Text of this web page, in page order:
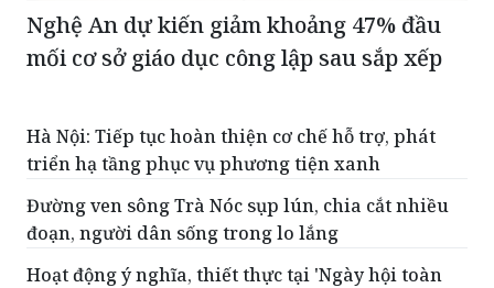
Nghệ An dự kiến giảm khoảng 47% đầu
mối cơ sở giáo dục công lập sau sắp xếp
Hà Nội: Tiếp tục hoàn thiện cơ chế hỗ trợ, phát
triển hạ tầng phục vụ phương tiện xanh
Đường ven sông Trà Nóc sụp lún, chia cắt nhiều
đoạn, người dân sống trong lo lắng
Hoạt động ý nghĩa, thiết thực tại 'Ngày hội toàn